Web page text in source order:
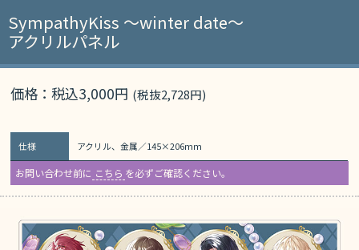
SympathyKiss ～winter date～
アクリルパネル
価格：税込3,000円 (税抜2,728円)
仕様 アクリル、金属／145×206mm
お問い合わせ前に こちら を必ずご確認ください。